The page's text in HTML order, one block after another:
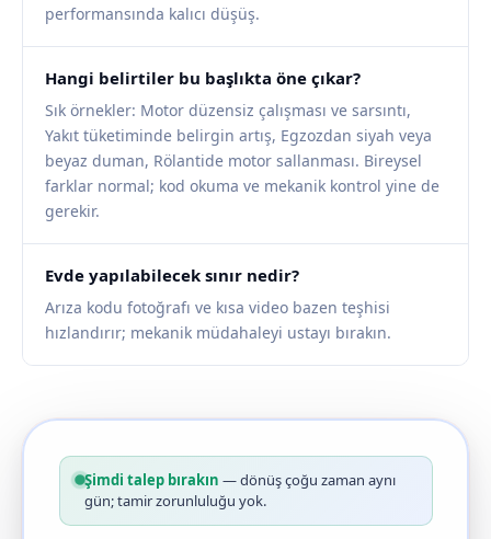
performansında kalıcı düşüş.
Hangi belirtiler bu başlıkta öne çıkar?
Sık örnekler: Motor düzensiz çalışması ve sarsıntı,
Yakıt tüketiminde belirgin artış, Egzozdan siyah veya
beyaz duman, Rölantide motor sallanması. Bireysel
farklar normal; kod okuma ve mekanik kontrol yine de
gerekir.
Evde yapılabilecek sınır nedir?
Arıza kodu fotoğrafı ve kısa video bazen teşhisi
hızlandırır; mekanik müdahaleyi ustayı bırakın.
Şimdi talep bırakın — dönüş çoğu zaman aynı
gün; tamir zorunluluğu yok.